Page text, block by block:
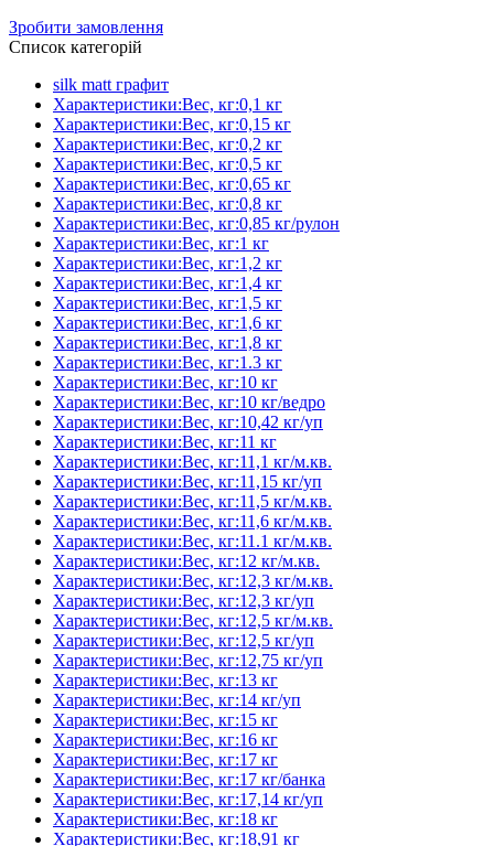
Зробити замовлення
Список категорій
silk matt графит
Характеристики:Вес, кг:0,1 кг
Характеристики:Вес, кг:0,15 кг
Характеристики:Вес, кг:0,2 кг
Характеристики:Вес, кг:0,5 кг
Характеристики:Вес, кг:0,65 кг
Характеристики:Вес, кг:0,8 кг
Характеристики:Вес, кг:0,85 кг/рулон
Характеристики:Вес, кг:1 кг
Характеристики:Вес, кг:1,2 кг
Характеристики:Вес, кг:1,4 кг
Характеристики:Вес, кг:1,5 кг
Характеристики:Вес, кг:1,6 кг
Характеристики:Вес, кг:1,8 кг
Характеристики:Вес, кг:1.3 кг
Характеристики:Вес, кг:10 кг
Характеристики:Вес, кг:10 кг/ведро
Характеристики:Вес, кг:10,42 кг/уп
Характеристики:Вес, кг:11 кг
Характеристики:Вес, кг:11,1 кг/м.кв.
Характеристики:Вес, кг:11,15 кг/уп
Характеристики:Вес, кг:11,5 кг/м.кв.
Характеристики:Вес, кг:11,6 кг/м.кв.
Характеристики:Вес, кг:11.1 кг/м.кв.
Характеристики:Вес, кг:12 кг/м.кв.
Характеристики:Вес, кг:12,3 кг/м.кв.
Характеристики:Вес, кг:12,3 кг/уп
Характеристики:Вес, кг:12,5 кг/м.кв.
Характеристики:Вес, кг:12,5 кг/уп
Характеристики:Вес, кг:12,75 кг/уп
Характеристики:Вес, кг:13 кг
Характеристики:Вес, кг:14 кг/уп
Характеристики:Вес, кг:15 кг
Характеристики:Вес, кг:16 кг
Характеристики:Вес, кг:17 кг
Характеристики:Вес, кг:17 кг/банка
Характеристики:Вес, кг:17,14 кг/уп
Характеристики:Вес, кг:18 кг
Характеристики:Вес, кг:18,91 кг